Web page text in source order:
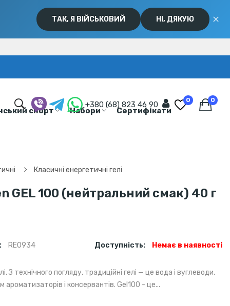
ТАК, Я ВІЙСЬКОВИЙ НІ, ДЯКУЮ ✕
спорт Набори Сертифікати
+380 (68) 823 46 90 0 0
Класичні енергетичні гелі
GEL 100 (нейтральний смак) 40 г
RE0934 Доступність: Немає в наявності
З технічного погляду, традиційні гелі — це вода і вуглеводи,
і консервантів. Gel100 - це...